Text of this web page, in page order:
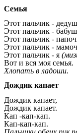
Семья
Этот пальчик -
Этот пальчик -
Этот пальчик -
Этот пальчик -
Этот пальчик - я
Вот и вся моя семья.
Хлопать в ладоши.
Дождик капает
Дождик капает,
Дождик капает.
Кап -кап-кап.
Кап-кап-кап.